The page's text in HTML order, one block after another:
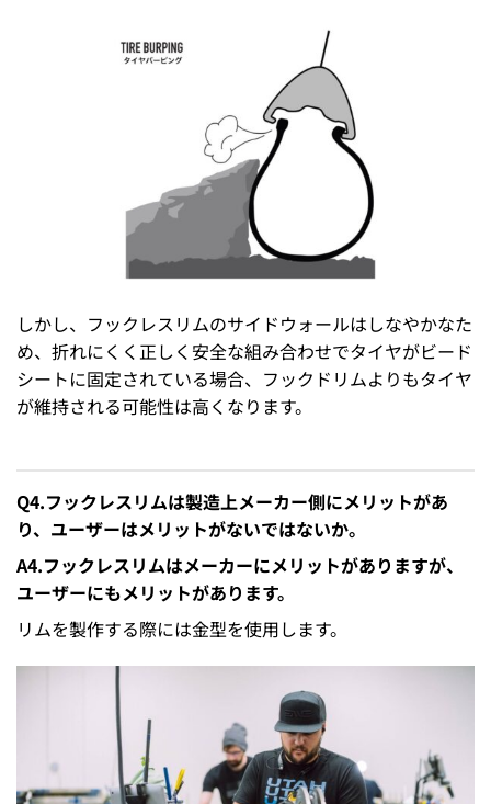
しかし、フックレスリムのサイドウォールはしなやかなた
め、折れにくく正しく安全な組み合わせでタイヤがビード
シートに固定されている場合、フックドリムよりもタイヤ
が維持される可能性は高くなります。
Q4.フックレスリムは製造上メーカー側にメリットがあ
り、ユーザーはメリットがないではないか。
A4.フックレスリムはメーカーにメリットがありますが、
ユーザーにもメリットがあります。
リムを製作する際には金型を使用します。